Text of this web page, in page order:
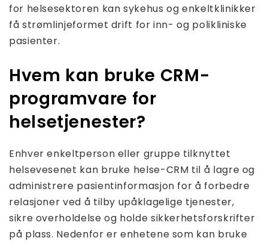
for helsesektoren kan sykehus og enkeltklinikker
få strømlinjeformet drift for inn- og polikliniske
pasienter.
Hvem kan bruke CRM-
programvare for
helsetjenester?
Enhver enkeltperson eller gruppe tilknyttet
helsevesenet kan bruke helse-CRM til å lagre og
administrere pasientinformasjon for å forbedre
relasjoner ved å tilby upåklagelige tjenester,
sikre overholdelse og holde sikkerhetsforskrifter
på plass. Nedenfor er enhetene som kan bruke